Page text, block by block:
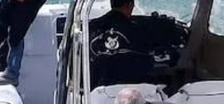
мовляв, перенесли війну далеко від
закордонних справ Греції
водах морський дрон
громадян», а також міг
відстань від фактичного